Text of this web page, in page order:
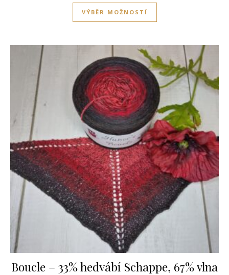
VÝBĚR MOŽNOSTÍ
Boucle – 33% hedvábí Schappe, 67% vlna